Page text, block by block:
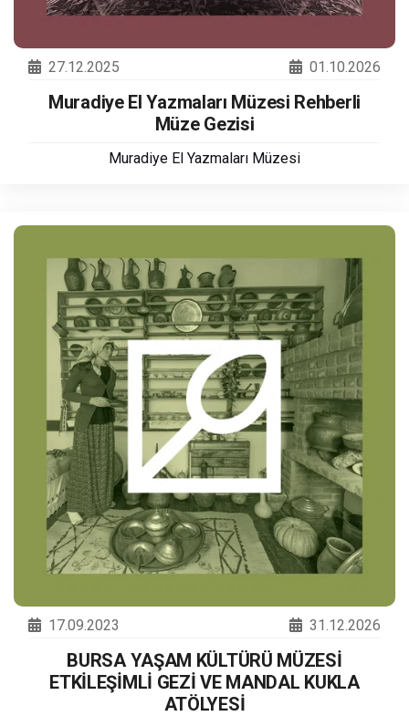
27.12.2025 01.10.2026
Muradiye El Yazmaları Müzesi Rehberli
Müze Gezisi
Muradiye El Yazmaları Müzesi
17.09.2023 31.12.2026
BURSA YAŞAM KÜLTÜRÜ MÜZESİ
ETKİLEŞİMLİ GEZİ VE MANDAL KUKLA
ATÖLYESİ